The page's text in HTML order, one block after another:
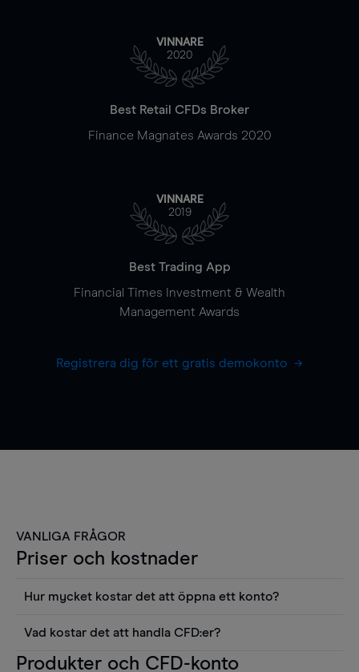
VINNARE
2020
Best Retail CFDs Broker
Finance Magnates Awards 2020
VINNARE
2019
Best Trading App
Financial Times Investment & Wealth
Management Awards
Registrera dig för ett gratis demokonto
VANLIGA FRÅGOR
Priser och kostnader
Hur mycket kostar det att öppna ett konto?
använda sådana verktyg som diagram, Reuters
Vad kostar det att handla CFD:er?
Det är en rad kostnader att tänka på när man
Produkter och CFD-konto